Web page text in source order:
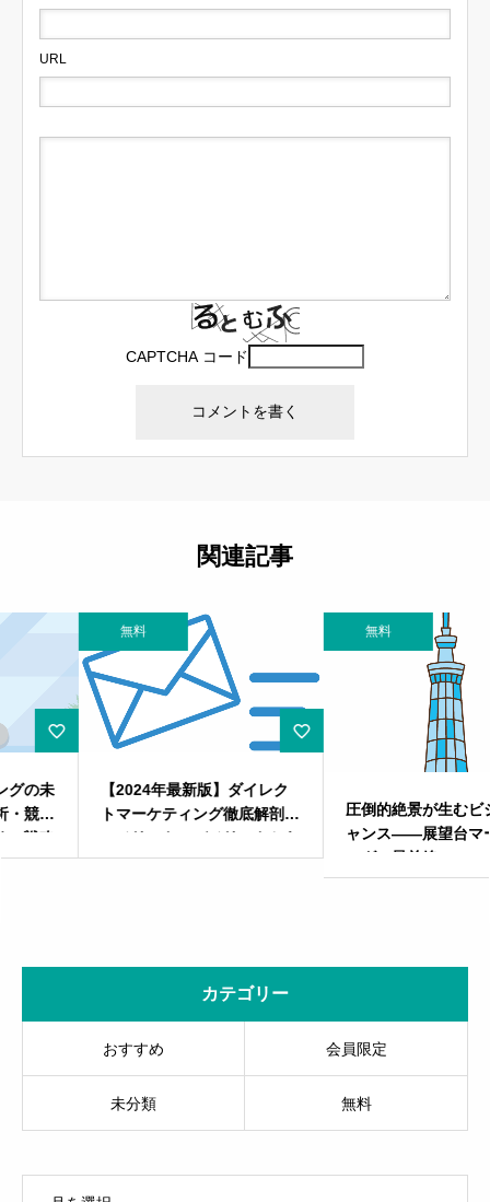
URL
CAPTCHA コード
関連記事
【2024年最新版】ダイレク
トマーケティング徹底解剖！
～メリット・デメリットから
課題、成功事例まで全網羅～
圧倒的絶景が生むビジネスチ
ャンス――展望台マーケティ
ングの最前線
カテゴリー
おすすめ 会員限定
未分類 無料